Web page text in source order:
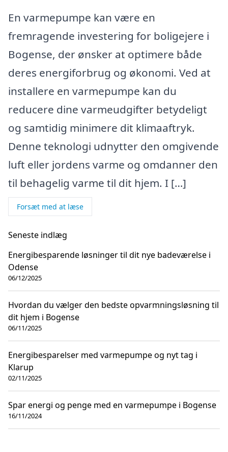
En varmepumpe kan være en
fremragende investering for boligejere i
Bogense, der ønsker at optimere både
deres energiforbrug og økonomi. Ved at
installere en varmepumpe kan du
reducere dine varmeudgifter betydeligt
og samtidig minimere dit klimaaftryk.
Denne teknologi udnytter den omgivende
luft eller jordens varme og omdanner den
til behagelig varme til dit hjem. I […]
Forsæt med at læse
Seneste indlæg
Energibesparende løsninger til dit nye badeværelse i
Odense
06/12/2025
Hvordan du vælger den bedste opvarmningsløsning til
dit hjem i Bogense
06/11/2025
Energibesparelser med varmepumpe og nyt tag i
Klarup
02/11/2025
Spar energi og penge med en varmepumpe i Bogense
16/11/2024